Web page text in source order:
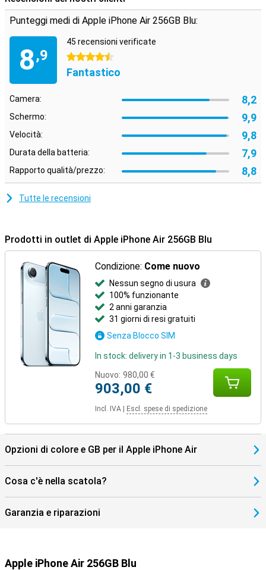
Punteggi medi di Apple iPhone Air 256GB Blu:
8,9
45 recensioni verificate
4.5 stelle
Fantastico
Camera: 8,2
Schermo: 9,9
Velocità: 9,8
Durata della batteria: 7,9
Rapporto qualità/prezzo: 8,8
Tutte le recensioni
Prodotti in outlet di Apple iPhone Air 256GB Blu
Condizione: Come nuovo
Nessun segno di usura
100% funzionante
2 anni garanzia
31 giorni di resi gratuiti
Senza Blocco SIM
In stock: delivery in 1-3 business days
Nuovo: 980,00 €
903,00 €
Incl. IVA Escl. spese di spedizione
Opzioni di colore e GB per il Apple iPhone Air
Cosa c'è nella scatola?
Garanzia e riparazioni
Apple iPhone Air 256GB Blu